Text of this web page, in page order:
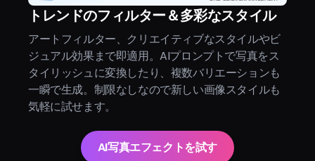
トレンドのフィルター＆多彩なスタイル
アートフィルター、クリエイティブなスタイルやビ
ジュアル効果まで即適用。AIプロンプトで写真をス
タイリッシュに変換したり、複数バリエーションも
一瞬で生成。制限なしなので新しい画像スタイルも
気軽に試せます。
AI写真エフェクトを試す